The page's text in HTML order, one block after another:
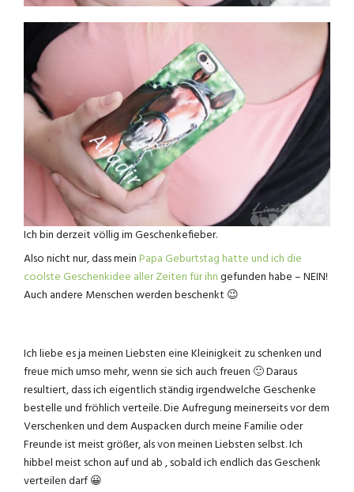
Ich bin derzeit völlig im Geschenkefieber.
Also nicht nur, dass meinPapa Geburtstag hatte und ich die
coolste Geschenkidee aller Zeiten für ihngefunden habe – NEIN!
Auch andere Menschen werden beschenkt 😉
Ich liebe es ja meinen Liebsten eine Kleinigkeit zu schenken und
freue mich umso mehr, wenn sie sich auch freuen 🙂 Daraus
resultiert, dass ich eigentlich ständig irgendwelche Geschenke
bestelle und fröhlich verteile. Die Aufregung meinerseits vor dem
Verschenken und dem Auspacken durch meine Familie oder
Freunde ist meist größer, als von meinen Liebsten selbst. Ich
hibbel meist schon auf und ab , sobald ich endlich das Geschenk
verteilen darf 😀